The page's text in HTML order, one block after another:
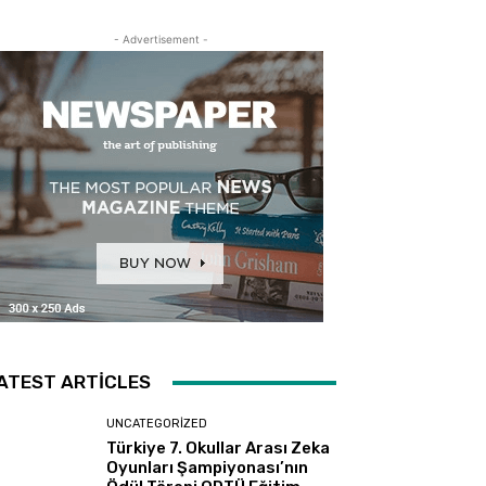
- Advertisement -
ARTICLES
UNCATEGORIZED
Türkiye 7. Okullar Arası Zeka
Oyunları Şampiyonası’nın